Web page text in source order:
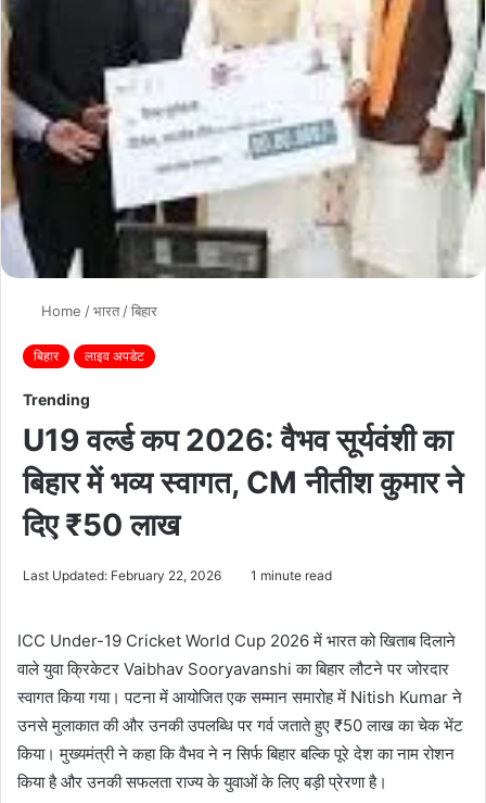
Home /भारत /बिहार
बिहार लाइव अपडेट
Trending
U19 वर्ल्ड कप 2026: वैभव सूर्यवंशी का
बिहार में भव्य स्वागत, CM नीतीश कुमार ने
दिए ₹50 लाख
Last Updated: February 22, 2026 1 minute read
ICC Under-19 Cricket World Cup 2026 में भारत को खिताब दिलाने
वाले युवा क्रिकेटर Vaibhav Sooryavanshi का बिहार लौटने पर जोरदार
स्वागत किया गया। पटना में आयोजित एक सम्मान समारोह में Nitish Kumarने
उनसे मुलाकात की और उनकी उपलब्धि पर गर्व जताते हुए ₹50 लाख का चेक भेंट
किया। मुख्यमंत्री ने कहा कि वैभव ने न सिर्फ बिहार बल्कि पूरे देश का नाम रोशन
किया है और उनकी सफलता राज्य के युवाओं के लिए बड़ी प्रेरणा है।